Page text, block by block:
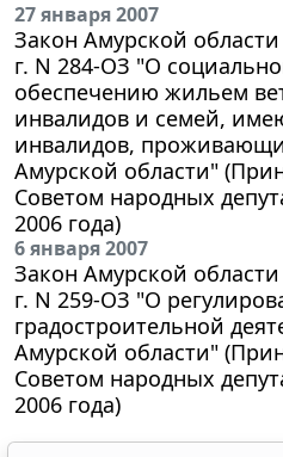
27 января 2007
Закон Амурской
г. N 284-ОЗ "О
обеспечению жильем
инвалидов и семей,
инвалидов,
Амурской области"
Советом народных
2006 года)
6 января 2007
Закон Амурской
г. N 259-ОЗ "О
градостроительной
Амурской области"
Советом народных
2006 года)